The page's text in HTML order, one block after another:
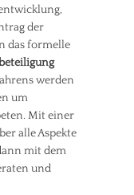
der
das formelle
werden
um
Mit einer
alle Aspekte
mit dem
und